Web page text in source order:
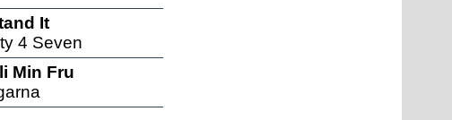
It
4 Seven
Min Fru